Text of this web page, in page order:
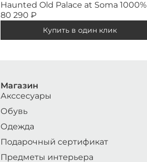
Haunted Old Palace at Soma 1000%
80 290 ₽
Купить в один клик
Магазин
Акссесуары
Обувь
Одежда
Подарочный сертификат
Предметы интерьера